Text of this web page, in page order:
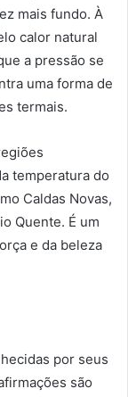
mais fundo. À
calor natural
a pressão se
uma forma de
termais.
temperatura do
Caldas Novas,
Quente. É um
e da beleza
por seus
são